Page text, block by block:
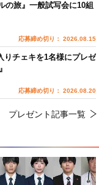
の旅』一般試写会に10組
応募締め切り： 2026.08.15
りチェキを1名様にプレゼ
応募締め切り： 2026.08.20
プレゼント記事一覧